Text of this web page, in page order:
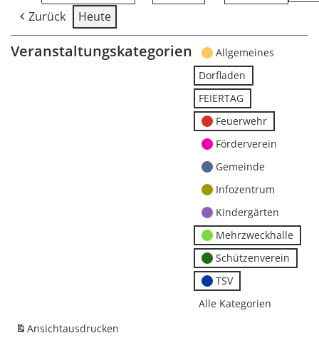
Zurück Heute
Veranstaltungskategorien
Allgemeines
Dorfladen
FEIERTAG
Feuerwehr
Förderverein
Gemeinde
Infozentrum
Kindergärten
Mehrzweckhalle
Schützenverein
TSV
Alle Kategorien
Ansichtausdrucken